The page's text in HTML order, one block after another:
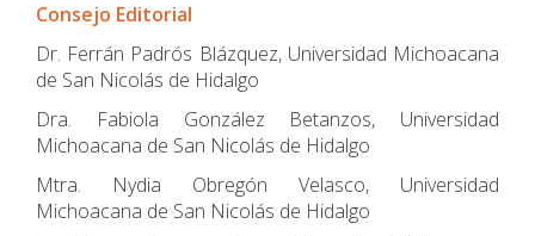
Consejo Editorial
Dr. Ferrán Padrós Blázquez, Universidad Michoacana
de San Nicolás de Hidalgo
Dra. Fabiola González Betanzos, Universidad
Michoacana de San Nicolás de Hidalgo
Mtra. Nydia Obregón Velasco, Universidad
Michoacana de San Nicolás de Hidalgo